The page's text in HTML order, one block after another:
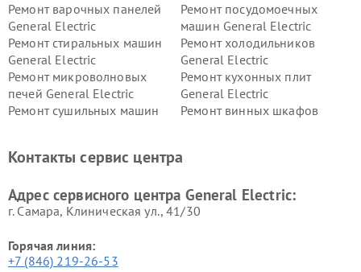
Ремонт варочных панелей
General Electric
Ремонт посудомоечных
машин General Electric
Ремонт стиральных машин
General Electric
Ремонт холодильников
General Electric
Ремонт микроволновых
печей General Electric
Ремонт кухонных плит
General Electric
Ремонт сушильных машин
Ремонт винных шкафов
Electric
General Electric
Контакты сервис центра
Адрес сервисного центра General Electric:
г. Самара, Клиническая ул., 41/30
Горячая линия:
+7 (846) 219-26-53